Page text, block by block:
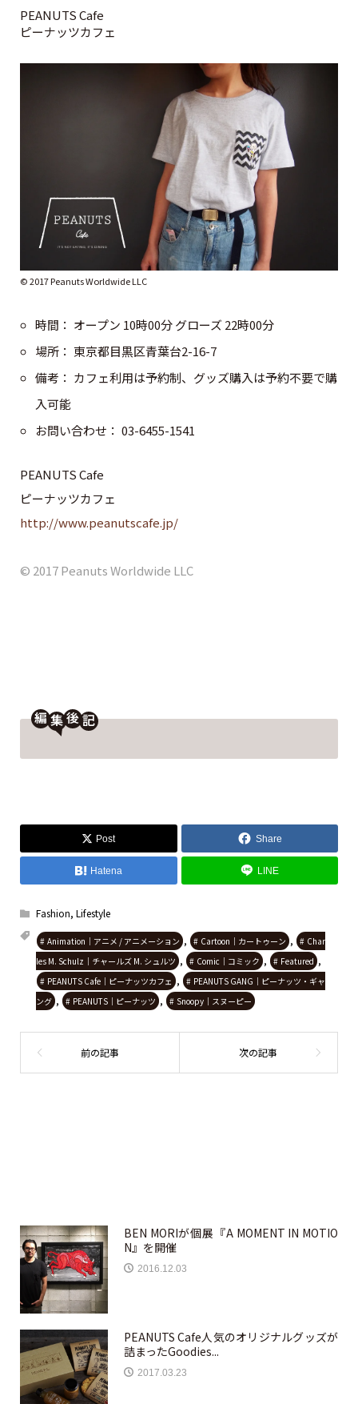
PEANUTS Cafe
ピーナッツカフェ
© 2017 Peanuts Worldwide LLC
時間： オープン 10時00分 グローズ 22時00分
場所： 東京都目黒区青葉台2-16-7
備考： カフェ利用は予約制、グッズ購入は予約不要で購
入可能
お問い合わせ： 03-6455-1541
PEANUTS Cafe
ピーナッツカフェ
http://www.peanutscafe.jp/
© 2017 Peanuts Worldwide LLC
編 後
Post Share
Hatena LINE
Fashion, Lifestyle
Animation｜アニメ / アニメーション , Cartoon｜カートゥーン ,
Char
les M. Schulz｜チャールズ M. シュルツ , Comic｜コミック , Featured ,
PEANUTS Cafe｜ピーナッツカフェ ,
PEANUTS GANG｜ピーナッツ・ギャ
ング , PEANUTS｜ピーナッツ , Snoopy｜スヌーピー
BEN MORIが個展『A MOMENT IN MOTIO
N』を開催
2016.12.03
PEANUTS Cafe人気のオリジナルグッズが
詰まったGoodies...
2017.03.23